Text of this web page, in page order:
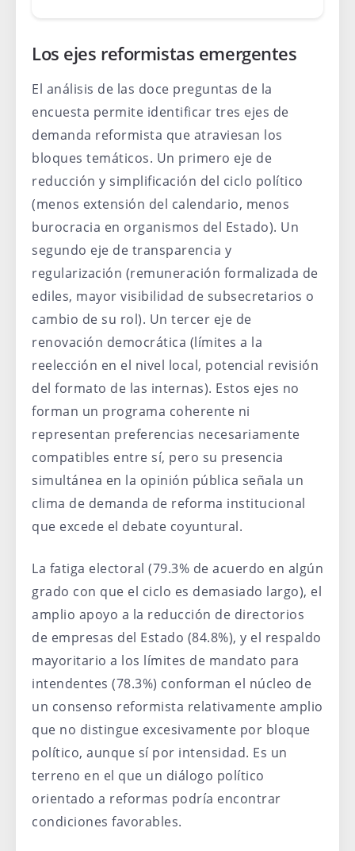
Los ejes reformistas emergentes
El análisis de las doce preguntas de la
encuesta permite identificar tres ejes de
demanda reformista que atraviesan los
bloques temáticos. Un primero eje de
reducción y simplificación del ciclo político
(menos extensión del calendario, menos
burocracia en organismos del Estado). Un
segundo eje de transparencia y
regularización (remuneración formalizada de
ediles, mayor visibilidad de subsecretarios o
cambio de su rol). Un tercer eje de
renovación democrática (límites a la
reelección en el nivel local, potencial revisión
del formato de las internas). Estos ejes no
forman un programa coherente ni
representan preferencias necesariamente
compatibles entre sí, pero su presencia
simultánea en la opinión pública señala un
clima de demanda de reforma institucional
que excede el debate coyuntural.
La fatiga electoral (79.3% de acuerdo en algún
grado con que el ciclo es demasiado largo), el
amplio apoyo a la reducción de directorios
de empresas del Estado (84.8%), y el respaldo
mayoritario a los límites de mandato para
intendentes (78.3%) conforman el núcleo de
un consenso reformista relativamente amplio
que no distingue excesivamente por bloque
político, aunque sí por intensidad. Es un
terreno en el que un diálogo político
orientado a reformas podría encontrar
condiciones favorables.